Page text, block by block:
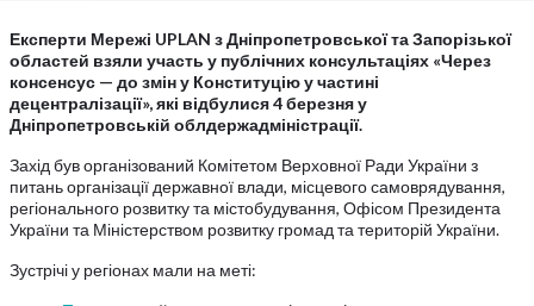
Експерти Мережі UPLAN з Дніпропетровської та Запорізької
областей взяли участь у публічних консультаціях «Через
консенсус — до змін у Конституцію у частині
децентралізації», які відбулися 4 березня у
Дніпропетровській облдержадміністрації.
Захід був організований Комітетом Верховної Ради України з
питань організації державної влади, місцевого самоврядування,
регіонального розвитку та містобудування, Офісом Президента
України та Міністерством розвитку громад та територій України.
Зустрічі у регіонах мали на меті: